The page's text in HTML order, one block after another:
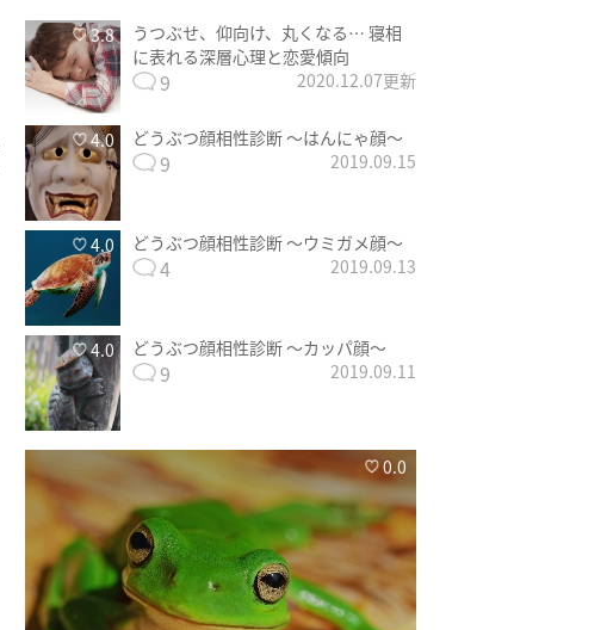
3.8
うつぶせ、仰向け、丸くなる… 寝相
に表れる深層心理と恋愛傾向
9 2020.12.07更新
4.0 どうぶつ顔相性診断 〜はんにゃ顔〜
9 2019.09.15
4.0 どうぶつ顔相性診断 〜ウミガメ顔〜
4 2019.09.13
4.0 どうぶつ顔相性診断 〜カッパ顔〜
9 2019.09.11
0.0